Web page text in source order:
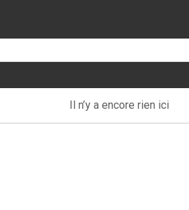
Il n’y a encore rien ici